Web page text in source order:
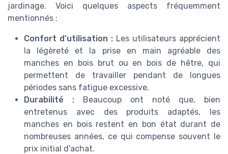
jardinage. Voici quelques aspects fréquemment
mentionnés :
Confort d'utilisation : Les utilisateurs apprécient
la légèreté et la prise en main agréable des
manches en bois brut ou en bois de hêtre, qui
permettent de travailler pendant de longues
périodes sans fatigue excessive.
Durabilité : Beaucoup ont noté que, bien
entretenus avec des produits adaptés, les
manches en bois restent en bon état durant de
nombreuses années, ce qui compense souvent le
prix initial d'achat.